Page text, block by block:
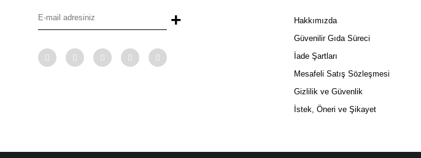
+
Hakkımızda
Güvenilir Gıda Süreci
İade Şartları
Mesafeli Satış Sözleşmesi
Gizlilik ve Güvenlik
İstek, Öneri ve Şikayet